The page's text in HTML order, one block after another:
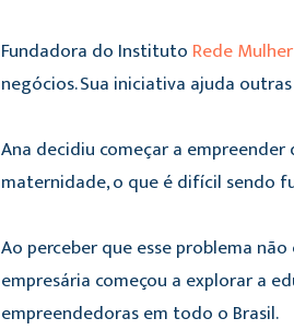
Fundadora do Instituto Rede
negócios. Sua iniciativa ajuda
Ana decidiu começar a
maternidade, o que é difícil sendo
Ao perceber que esse problema
empresária começou a explorar a
empreendedoras em todo o Brasil.